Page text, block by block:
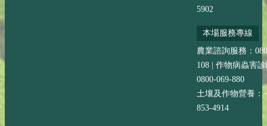
5902
本場服務專線
農業諮詢服務：
108 | 作物病蟲害
0800-069-880
土壤及作物營養：
853-4914